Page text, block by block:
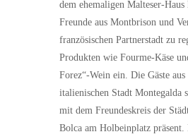
dem ehemaligen Malteser-Haus
Freunde aus Montbrison und
französischen Partnerstadt zu
Produkten wie Fourme-Käse
Forez“-Wein ein. Die Gäste
italienischen Stadt Montegalda
mit dem Freundeskreis der
Bolca am Holbeinplatz präsent.